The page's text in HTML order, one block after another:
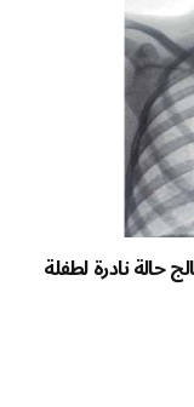
نادرة لطفلة